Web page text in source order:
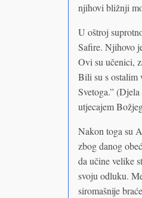
njihovi bližnji
U oštroj
Safire. Njihovo
Ovi su učenici,
Bili su s ostalim
Svetoga.”
utjecajem
Nakon toga su
zbog danog
da učine velike
svoju odluku.
siromašnije